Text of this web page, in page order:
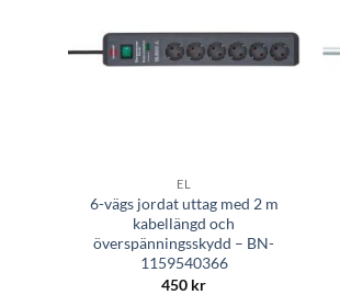
EL
6-vägs jordat uttag med 2 m
kabellängd och
överspänningsskydd – BN-
1159540366
450 kr